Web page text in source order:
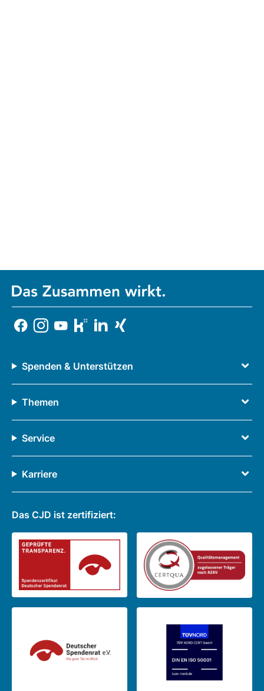
Spenden & Unterstützen
Themen
Service
Karriere
Das CJD ist zertifiziert: